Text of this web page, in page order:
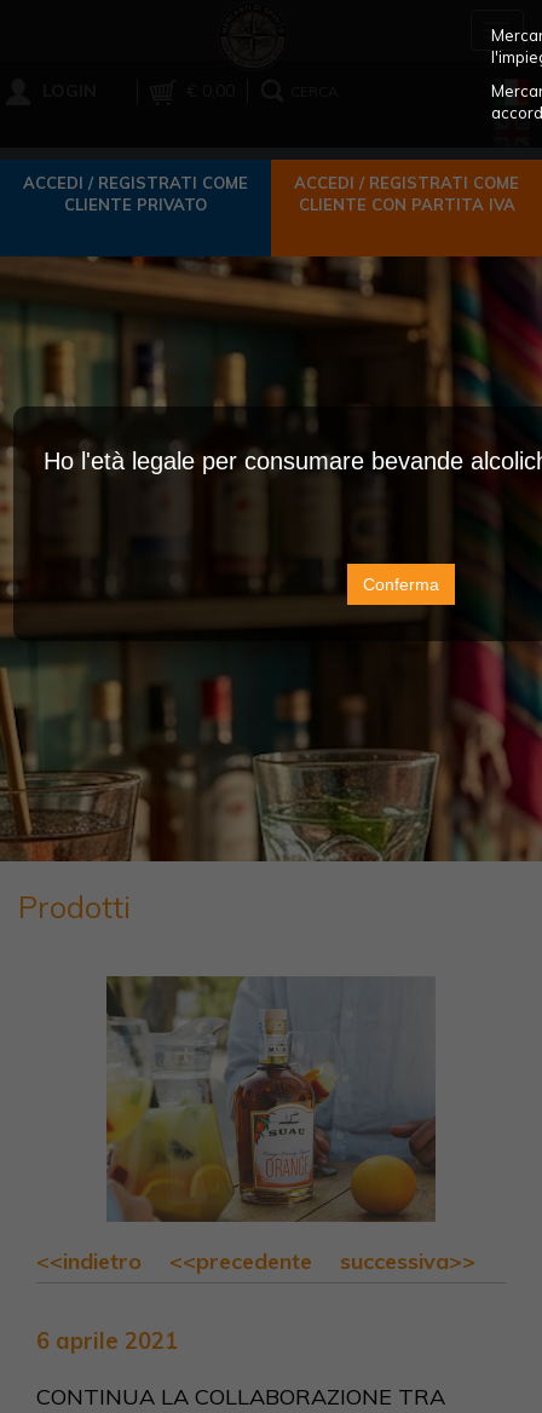
ACCEDI / REGISTRATI COME
CLIENTE PRIVATO
ACCEDI / REGISTRATI COME
CLIENTE CON PARTITA IVA
Prodotti
<<indietro <<precedente successiva>>
6 aprile 2021
CONTINUA LA COLLABORAZIONE TRA
Ho l'età legale per consumare bevande
Conferma